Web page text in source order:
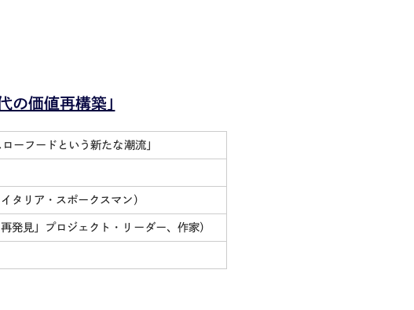
の価値再構築」
ーフードという新たな潮流」
タリア・スポークスマン）
発見」プロジェクト・リーダー、作家）